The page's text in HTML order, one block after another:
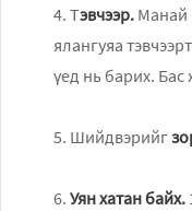
4. Тэвчээр. Манай
ялангуяа
үед нь барих. Бас
5. Шийдвэрийг
6. Уян хатан байх.